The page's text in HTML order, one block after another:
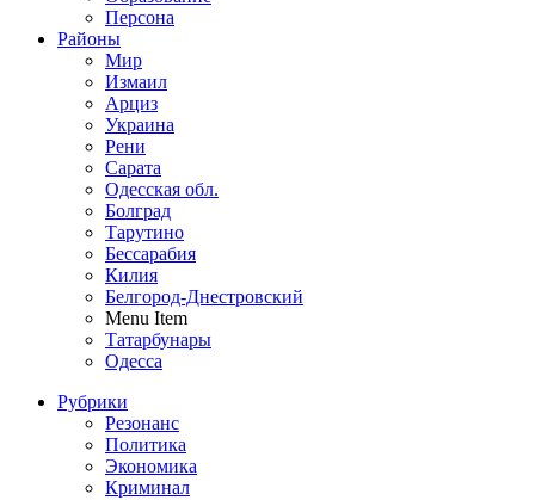
Персона
Районы
Мир
Измаил
Арциз
Украина
Рени
Сарата
Одесская обл.
Болград
Тарутино
Бессарабия
Килия
Белгород-Днестровский
Menu Item
Татарбунары
Одесса
Рубрики
Резонанс
Политика
Экономика
Криминал